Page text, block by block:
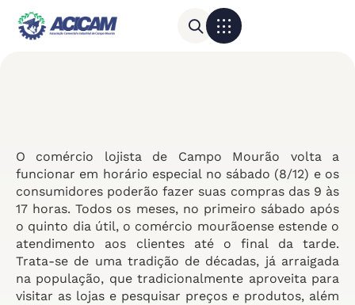
O comércio lojista de Campo Mourão volta a
funcionar em horário especial no sábado (8/12) e os
consumidores poderão fazer suas compras das 9 às
17 horas. Todos os meses, no primeiro sábado após
o quinto dia útil, o comércio mourãoense estende o
atendimento aos clientes até o final da tarde.
Trata-se de uma tradição de décadas, já arraigada
na população, que tradicionalmente aproveita para
visitar as lojas e pesquisar preços e produtos, além